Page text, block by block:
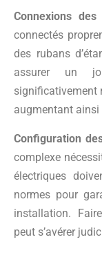
Connexions
connectés
des rubans
assurer un
significativement
augmentant ainsi
Configuration
complexe
électriques
normes pour
installation.
peut s’avérer